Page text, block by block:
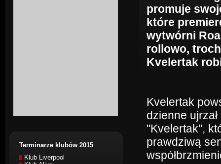
Terminarze klubów 2015
Klub Liverpool
promuje
które
wytwórni
rollowo,
Kvelertak
Kvelertak
dzienne
"Kvelertak",
prawdziwą